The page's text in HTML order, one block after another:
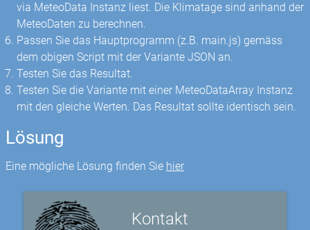
via MeteoData Instanz liest. Die Klimatage sind anhand der
MeteoDaten zu berechnen.
Passen Sie das Hauptprogramm (z.B. main.js) gemäss
dem obigen Script mit der Variante JSON an.
Testen Sie das Resultat.
Testen Sie die Variante mit einer MeteoDataArray Instanz
mit den gleiche Werten. Das Resultat sollte identisch sein.
Lösung
Eine mögliche Lösung finden Sie hier
Kontakt